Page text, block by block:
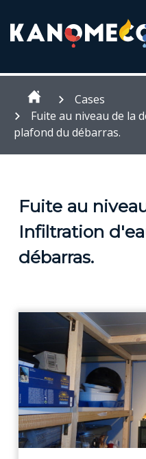
Cases
Fuite au niveau de la
plafond du débarras.
Fuite au
Infiltration
débarras.